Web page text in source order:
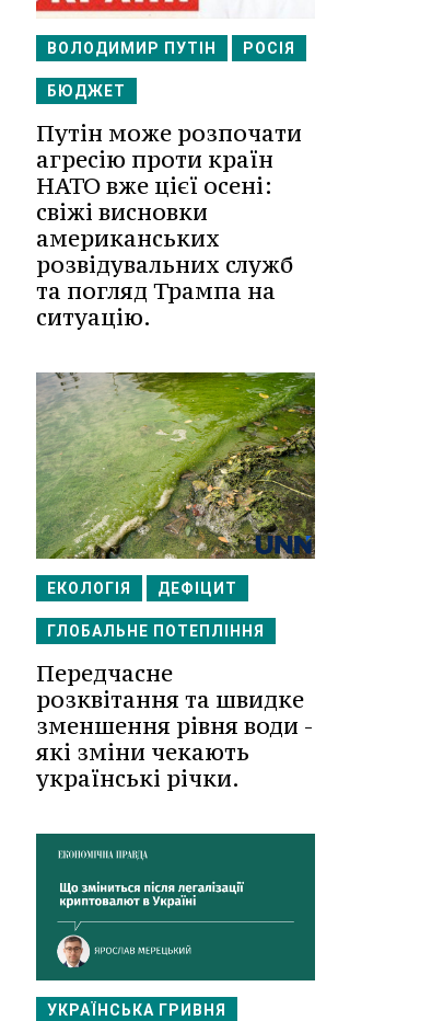
ВОЛОДИМИР ПУТІН РОСІЯ
БЮДЖЕТ
Путін може розпочати
агресію проти країн
НАТО вже цієї осені:
свіжі висновки
американських
розвідувальних служб
та погляд Трампа на
ситуацію.
ЕКОЛОГІЯ ДЕФІЦИТ
ГЛОБАЛЬНЕ ПОТЕПЛІННЯ
Передчасне
розквітання та швидке
зменшення рівня води -
які зміни чекають
українські річки.
УКРАЇНСЬКА ГРИВНЯ